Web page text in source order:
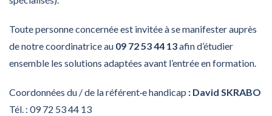
Toute personne concernée est invitée à se manifester auprès
de notre coordinatrice au 09 72 53 44 13afin d’étudier
ensemble les solutions adaptées avant l’entrée en formation.
Coordonnées du / de la référent·e handicap : David SKRABO
Tél. : 09 72 53 44 13